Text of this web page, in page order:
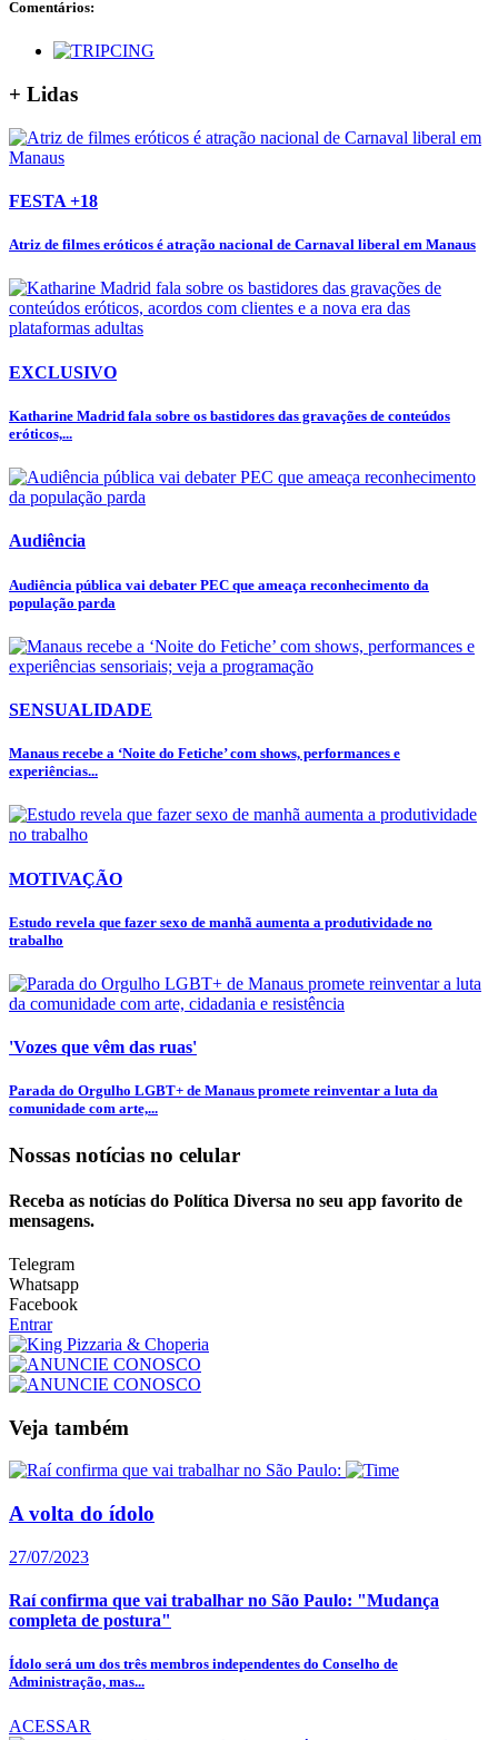
Comentários:
+ Lidas
FESTA +18
Atriz de filmes eróticos é atração nacional de Carnaval liberal em Manaus
EXCLUSIVO
Katharine Madrid fala sobre os bastidores das gravações de conteúdos
eróticos,...
Audiência
Audiência pública vai debater PEC que ameaça reconhecimento da
população parda
SENSUALIDADE
Manaus recebe a ‘Noite do Fetiche’ com shows, performances e
experiências...
MOTIVAÇÃO
Estudo revela que fazer sexo de manhã aumenta a produtividade no
trabalho
'Vozes que vêm das ruas'
Parada do Orgulho LGBT+ de Manaus promete reinventar a luta da
comunidade com arte,...
Nossas notícias no celular
Receba as notícias do Política Diversa no seu app favorito de
mensagens.
Telegram
Whatsapp
Facebook
Entrar
Veja também
A volta do ídolo
27/07/2023
Raí confirma que vai trabalhar no São Paulo: "Mudança
completa de postura"
Ídolo será um dos três membros independentes do Conselho de
Administração, mas...
ACESSAR